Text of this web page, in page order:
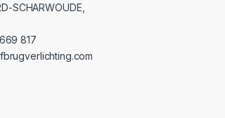
SCHARWOUDE,
817